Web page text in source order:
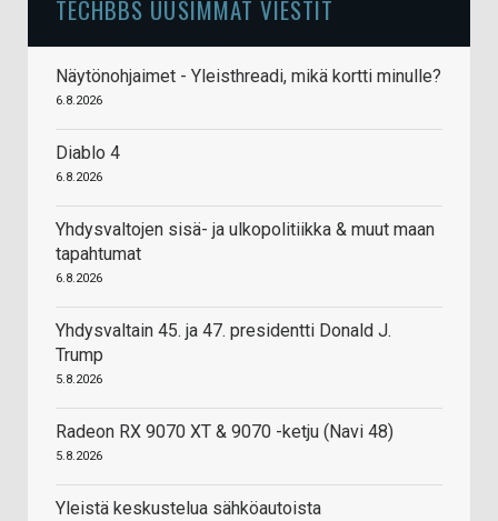
TECHBBS UUSIMMAT VIESTIT
Näytönohjaimet - Yleisthreadi, mikä kortti minulle?
6.8.2026
Diablo 4
6.8.2026
Yhdysvaltojen sisä- ja ulkopolitiikka & muut maan
tapahtumat
6.8.2026
Yhdysvaltain 45. ja 47. presidentti Donald J.
Trump
5.8.2026
Radeon RX 9070 XT & 9070 -ketju (Navi 48)
5.8.2026
Yleistä keskustelua sähköautoista